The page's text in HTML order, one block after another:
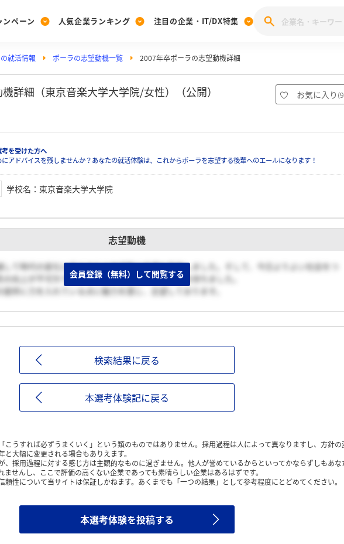
ンペーン
Post
投稿する
[27卒] 本選考体験記投稿キャンペーン
人気企業ランキング
Ranking
ランキングを見る
みんなのDX企業就職ブランド調査
Vote
投票する
み
注目の企業・IT/DX特集
PickUp
注目の企業特集
就活情報 ポーラの志望動機一覧 2007年卒ポーラの志望動機詳細
詳細（東京音楽大学大学院/女性）（公開） お気に入り (
を受けた方へ
アドバイスを残しませんか？あなたの就活体験は、これからポーラを志望する後輩へのエールになります！
学校名 ： 東京音楽大学大学院
志望動機
て時代の変化に伴う文化や価値観の変遷を勉強しました。そして、今日よりよい社会をつ
の向上が不可欠であると考え、化粧品業界に興味を持ちました。
供に力を入れている点に魅力を感じ、志望しております。
会員登録（無料）して閲覧する
検索結果に戻る
本選考体験記に戻る
こうすれば必ずうまくいく」という類のものではありません。採用過程は人によって異なりますし、方針の
大幅に変更される場合もありえます。
、採用過程に対する感じ方は主観的なものに過ぎません。他人が誉めているからといってかならずしもあな
せんし、ここで評価の高くない企業であっても素晴らしい企業はあるはずです。
性について当サイトは保証しかねます。あくまでも「一つの結果」として参考程度にとどめてください。
本選考体験を投稿する